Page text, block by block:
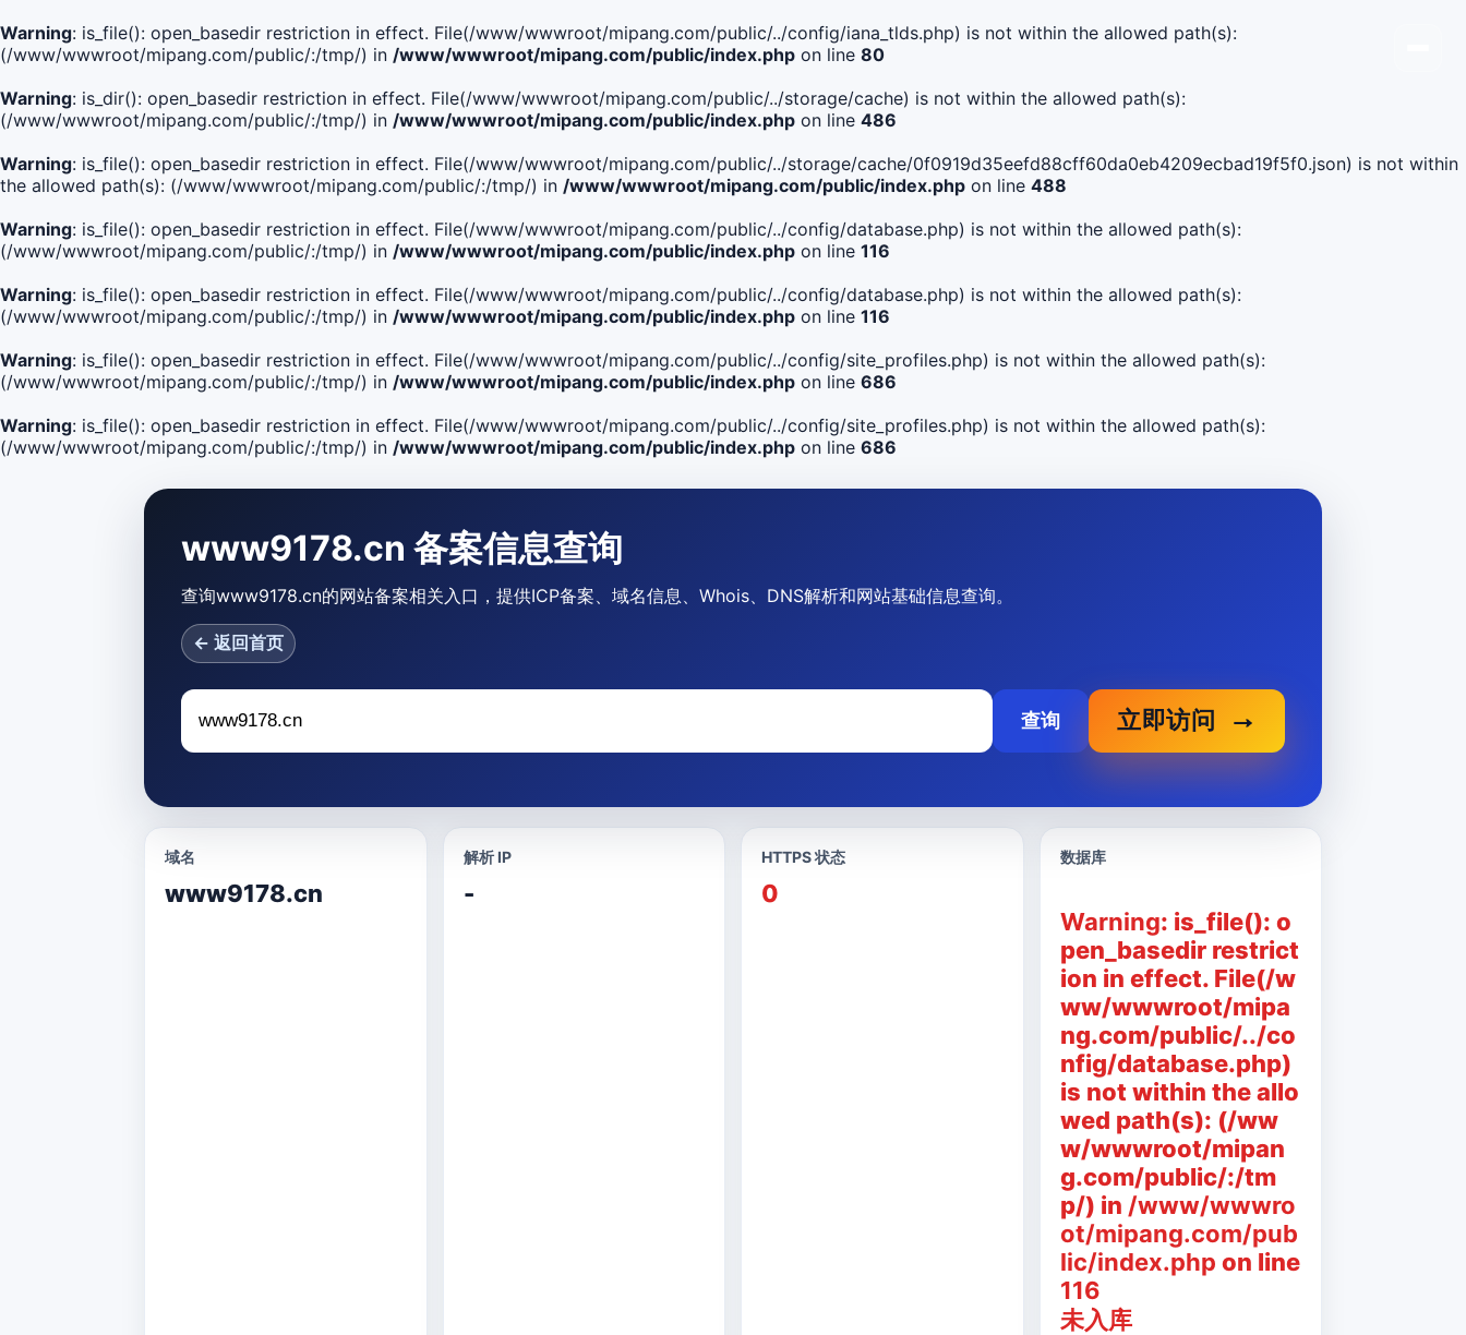
Warning: is_file(): open_basedir restriction in effect. File(/www/wwwroot/mipang.com/public/../config/iana_tlds.php) is not within the allowed path(s):
(/www/wwwroot/mipang.com/public/:/tmp/) in /www/wwwroot/mipang.com/public/index.php on line 80
Warning: is_dir(): open_basedir restriction in effect. File(/www/wwwroot/mipang.com/public/../storage/cache) is not within the allowed path(s):
(/www/wwwroot/mipang.com/public/:/tmp/) in /www/wwwroot/mipang.com/public/index.php on line 486
Warning: is_file(): open_basedir restriction in effect. File(/www/wwwroot/mipang.com/public/../storage/cache/0f0919d35eefd88cff60da0eb4209ecbad19f5f0.json) is not within
the allowed path(s): (/www/wwwroot/mipang.com/public/:/tmp/) in /www/wwwroot/mipang.com/public/index.php on line 488
Warning: is_file(): open_basedir restriction in effect. File(/www/wwwroot/mipang.com/public/../config/database.php) is not within the allowed path(s):
(/www/wwwroot/mipang.com/public/:/tmp/) in /www/wwwroot/mipang.com/public/index.php on line 116
Warning: is_file(): open_basedir restriction in effect. File(/www/wwwroot/mipang.com/public/../config/database.php) is not within the allowed path(s):
(/www/wwwroot/mipang.com/public/:/tmp/) in /www/wwwroot/mipang.com/public/index.php on line 116
Warning: is_file(): open_basedir restriction in effect. File(/www/wwwroot/mipang.com/public/../config/site_profiles.php) is not within the allowed path(s):
(/www/wwwroot/mipang.com/public/:/tmp/) in /www/wwwroot/mipang.com/public/index.php on line 686
Warning: is_file(): open_basedir restriction in effect. File(/www/wwwroot/mipang.com/public/../config/site_profiles.php) is not within the allowed path(s):
(/www/wwwroot/mipang.com/public/:/tmp/) in /www/wwwroot/mipang.com/public/index.php on line 686
www9178.cn 备案信息查询
查询www9178.cn的网站备案相关入口，提供ICP备案、域名信息、Whois、DNS解析和网站基础信息查询。
← 返回首页
查询 立即访问
域名
www9178.cn
解析 IP
-
HTTPS 状态
0
数据库
Warning: is_file(): o
pen_basedir restrict
ion in effect. File(/w
ww/wwwroot/mipa
ng.com/public/../co
nfig/database.php)
is not within the allo
wed path(s): (/ww
w/wwwroot/mipan
g.com/public/:/tm
p/) in /www/wwwro
ot/mipang.com/pub
lic/index.php on line
116
未入库